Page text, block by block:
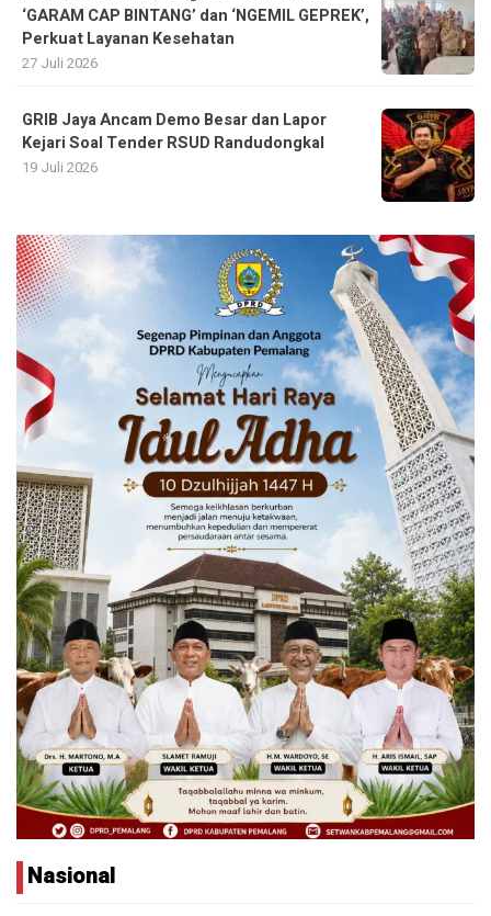
‘GARAM CAP BINTANG’ dan ‘NGEMIL GEPREK’,
Perkuat Layanan Kesehatan
27 Juli 2026
GRIB Jaya Ancam Demo Besar dan Lapor
Kejari Soal Tender RSUD Randudongkal
19 Juli 2026
Nasional